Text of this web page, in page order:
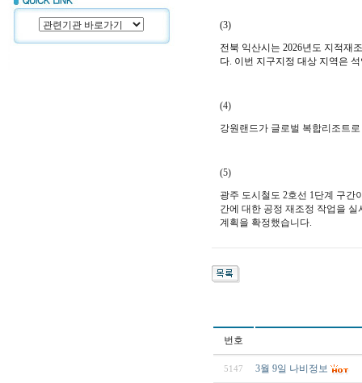
(3)
전북 익산시는 2026년도 지적재
다. 이번 지구지정 대상 지역은 석
(4)
강원랜드가 글로벌 복합리조트
(5)
광주 도시철도 2호선 1단계 구간
간에 대한 공정 재조정 작업을 실
계획을 확정했습니다.
번호
5147 3월 9일 나비정보